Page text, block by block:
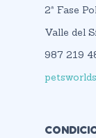
2ª Fase
Valle del
987 219